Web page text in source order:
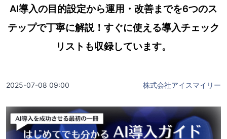
AI導入の目的設定から運用・改善までを6つのス
テップで丁寧に解説！すぐに使える導入チェック
リストも収録しています。
2025-07-08 09:00 株式会社アイスマイリー